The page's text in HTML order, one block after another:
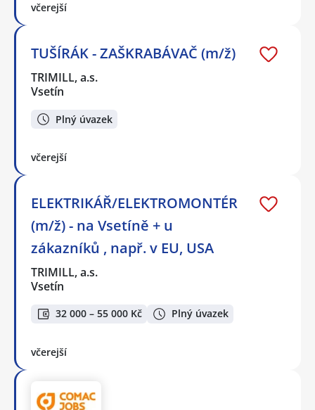
včerejší
TUŠÍRÁK - ZAŠKRABÁVAČ (m/ž)
TRIMILL, a.s.
Vsetín
Plný úvazek
včerejší
ELEKTRIKÁŘ/ELEKTROMONTÉR
(m/ž) - na Vsetíně + u
zákazníků , např. v EU, USA
TRIMILL, a.s.
Vsetín
32 000 – 55 000 Kč Plný úvazek
včerejší